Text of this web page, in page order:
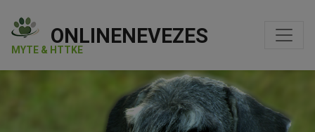
ONLINENEVEZES
MYTE & HTTKE